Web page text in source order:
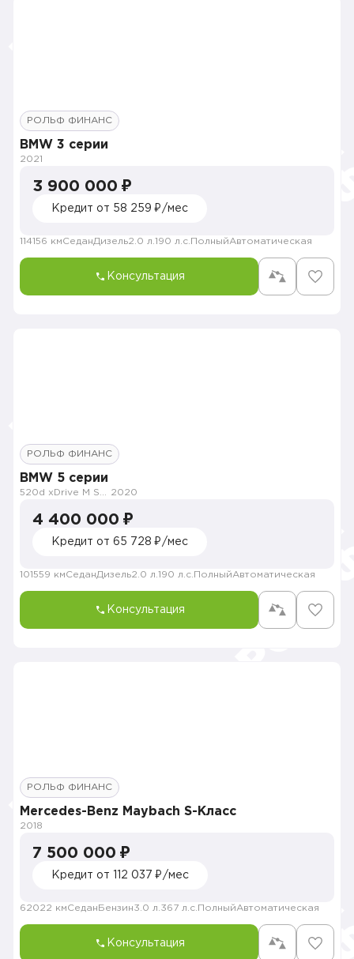
РОЛЬФ ФИНАНС
BMW 3 серии
2021
3 900 000 ₽
Кредит от 58 259 ₽/мес
114156 кмСеданДизель2.0 л. 190 л.с. ПолныйАвтоматическая
Консультация
РОЛЬФ ФИНАНС
BMW 5 серии
2020
4 400 000 ₽
Кредит от 65 728 ₽/мес
101559 кмСеданДизель2.0 л. 190 л.с. ПолныйАвтоматическая
Консультация
РОЛЬФ ФИНАНС
Mercedes-Benz Maybach S-Класс
2018
7 500 000 ₽
Кредит от 112 037 ₽/мес
62022 кмСедан Бензин3.0 л. 367 л.с. ПолныйАвтоматическая
Консультация